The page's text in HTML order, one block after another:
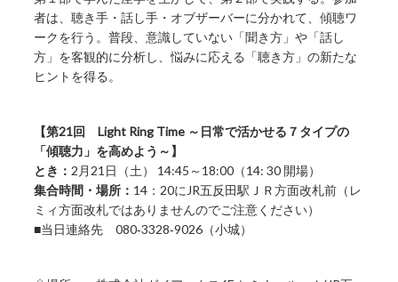
者は、聴き手・話し手・オブザーバーに分かれて、傾聴ワ
ークを行う。普段、意識していない「聞き方」や「話し
方」を客観的に分析し、悩みに応える「聴き方」の新たな
ヒントを得る。
【第21回 Light Ring Time ～日常で活かせる７タイプの
「傾聴力」を高めよう～】
とき：2月21日（土） 14:45～18:00（14: 30 開場）
集合時間・場所： 14：20にJR五反田駅ＪＲ方面改札前（レ
ミィ方面改札ではありませんのでご注意ください）
■当日連絡先 080‐3328‐9026（小城）